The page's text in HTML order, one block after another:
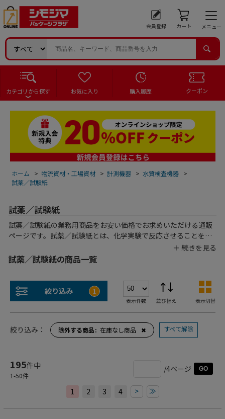
会員登録 カート メニュー
カテゴリから探す お気に入り 購入履歴 クーポン
ホーム > 物流資材・工場資材 > 計測機器 > 水質検査機器 >
試薬／試験紙
試薬／試験紙
試薬／試験紙の業務用商品をお安い価格でお求めいただける通販
ページです。試薬／試験紙とは、化学実験で反応させることを目
的として製造された薬品です。遊離残留塩素を測定するタイプや
残留塩素を測定するタイプ、そのほかにもpH測定や油脂劣化度を
測定できるタイプなど種類豊富に取り揃えました。特に飲食店で
換目安をつけることができます。目的に応じてお選びください。
試薬／試験紙の商品一覧
絞り込み 1
表示件数 並び替え 表示切替
絞り込み： 除外する商品 在庫なし商品 ✖ すべて解除
195件中
1-50件
/4ページ GO
1 2 3 4 > ≫